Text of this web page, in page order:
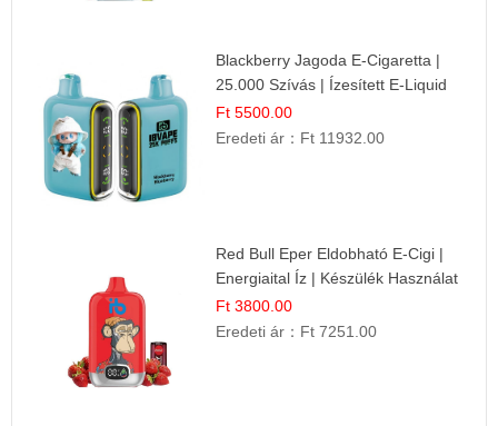
Blackberry Jagoda E-Cigaretta |
25.000 Szívás | Ízesített E-Liquid
Ft 5500.00
Eredeti ár： Ft 11932.00
Red Bull Eper Eldobható E-Cigi |
Energiaital Íz | Készülék Használat
Ft 3800.00
Eredeti ár： Ft 7251.00